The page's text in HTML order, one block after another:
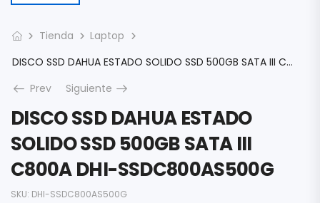
Tienda
Laptop
DISCO SSD DAHUA ESTADO SOLIDO SSD 500GB SATA III C800A DHI-SSDC800AS500G
Prev
Siguiente
DISCO SSD DAHUA ESTADO
SOLIDO SSD 500GB SATA III
C800A DHI-SSDC800AS500G
SKU: DHI-SSDC800AS500G